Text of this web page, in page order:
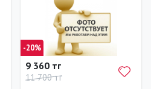
-20%
9 360 тг
11 700 тг